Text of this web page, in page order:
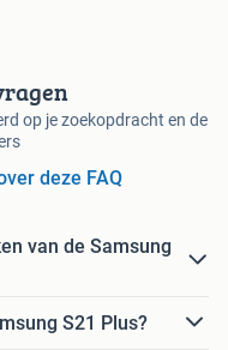
op je zoekopdracht en de
deze FAQ
van de Samsung
S21 Plus?